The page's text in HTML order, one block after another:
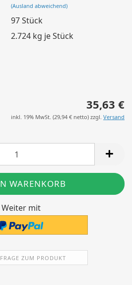
(Ausland abweichend)
97Stück
2.724 kg je Stück
35,63 €
inkl. 19% MwSt. (29,94 € netto) zzgl. Versand
Weiter mit
FRAGE ZUM PRODUKT